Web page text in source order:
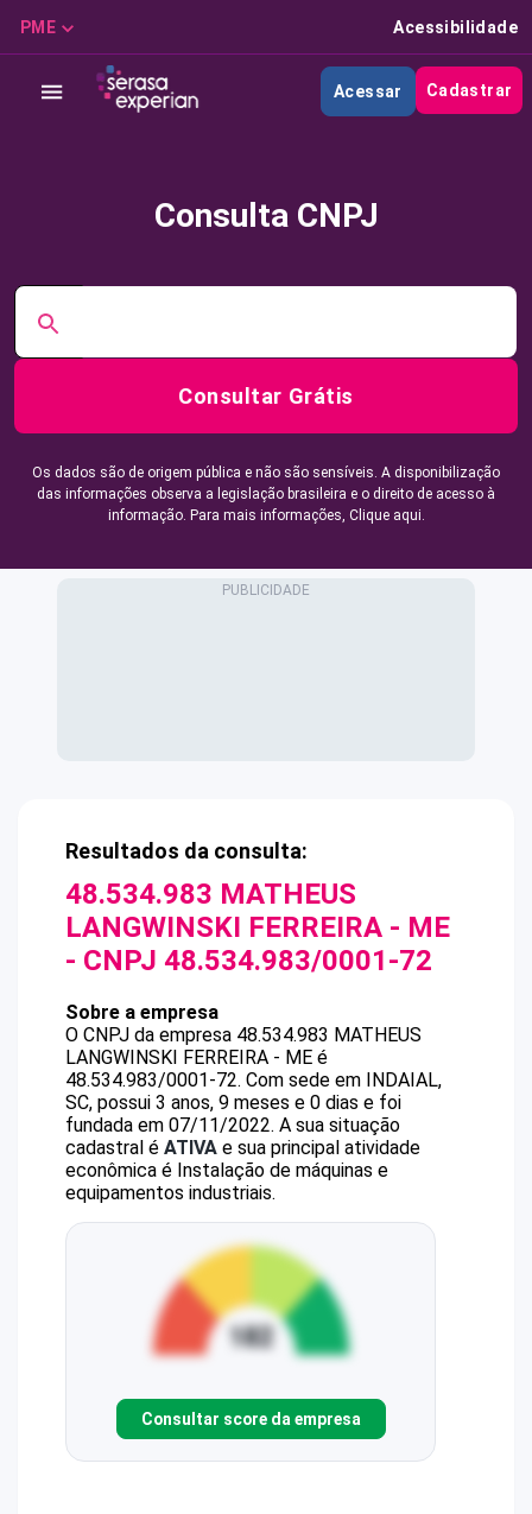
PME Acessibilidade
Acessar Cadastrar
Consulta CNPJ
Consultar Grátis
Os dados são de origem pública e não são sensíveis. A disponibilização
das informações observa a legislação brasileira e o direito de acesso à
informação. Para mais informações, Clique aqui.
Resultados da consulta:
48.534.983 MATHEUS
LANGWINSKI FERREIRA - ME
- CNPJ 48.534.983/0001-72
Sobre a empresa
O CNPJ da empresa 48.534.983 MATHEUS
LANGWINSKI FERREIRA - ME é
48.534.983/0001-72. Com sede em INDAIAL,
SC, possui 3 anos, 9 meses e 0 dias e foi
fundada em 07/11/2022. A sua situação
cadastral é ATIVA e sua principal atividade
econômica é Instalação de máquinas e
equipamentos industriais.
Consultar score da empresa